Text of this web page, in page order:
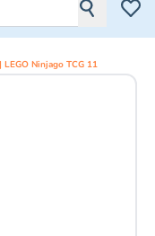
LEGO Ninjago TCG 11